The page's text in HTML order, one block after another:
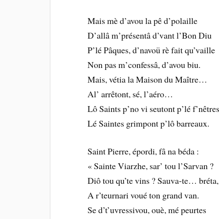
Mais mè d’avou la pê d’polaille
D’allâ m’présentâ d’vant l’Bon Diu
P’lé Pâques, d’navoü rè fait qu’vaille
Non pas m’confessâ, d’avou biu.
Mais, vétia la Maison du Maître…
Al’ arrêtont, sé, l’aéro…
Lô Saints p’no vi seutont p’lé
Lé Saintes grimpont p’lô barreaux.
Saint Pierre, épordi, fâ na béda :
« Sainte Viarzhe, sar’ tou l’Sarvan ?
Diô tou qu’te vins ? Sauva-te… bréta,
A r’teurnari voué ton grand van.
Se d’t’uvressivou, ouè, mé peurtes